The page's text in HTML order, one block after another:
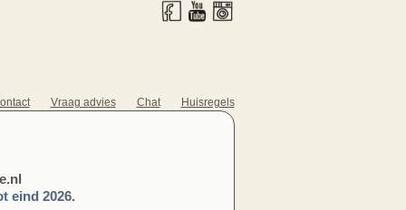
Vraag advies Chat Huisregels
eind 2026.